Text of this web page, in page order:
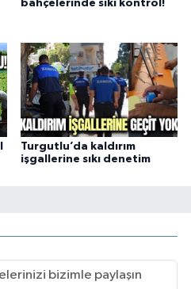
bahçelerinde sıkı kontrol!
Turgutlu’da kaldırım
işgallerine sıkı denetim